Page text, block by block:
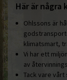
Här är några
Ohlssons är
klimatsmart,
Vi har ett
av
Tack vare